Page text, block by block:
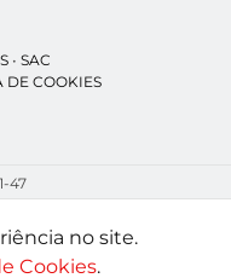
• SAC
DE COOKIES
47
- 04412-110
Soluções Inteligentes
no site.
Cookies.